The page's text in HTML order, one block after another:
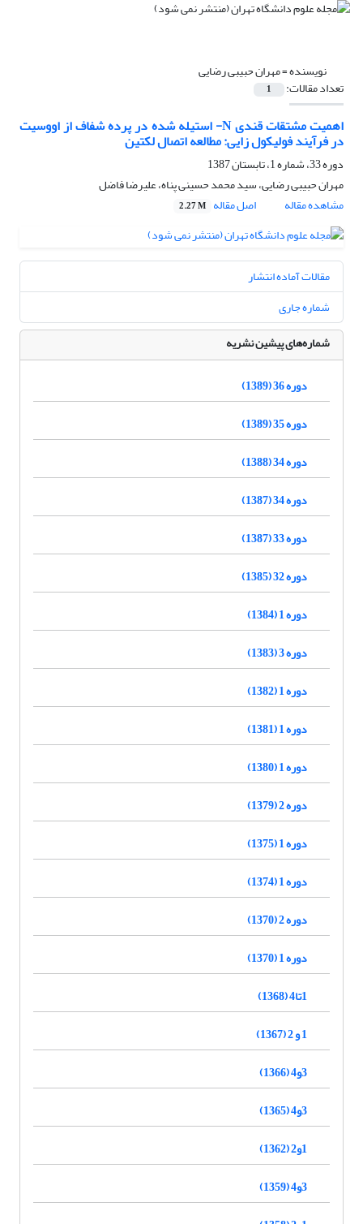
نویسنده =مهران حبیبی رضایی
تعداد مقالات: 1
اهمیت مشتقات قندی N- استیله شده در پرده شفاف از اووسیت
در فرآیند فولیکول زایی: مطالعه اتصال لکتین
دوره 33، شماره 1، تابستان 1387
مهران حبیبی رضایی، سید محمد حسینی پناه، علیرضا فاضل
مشاهده مقاله
اصل مقاله 2.27 M
مقالات آماده انتشار
شماره جاری
شماره‌های پیشین نشریه
دوره 36 (1389)
دوره 35 (1389)
دوره 34 (1388)
دوره 34 (1387)
دوره 33 (1387)
دوره 32 (1385)
دوره 1 (1384)
دوره 3 (1383)
دوره 1 (1382)
دوره 1 (1381)
دوره 1 (1380)
دوره 2 (1379)
دوره 1 (1375)
دوره 1 (1374)
دوره 2 (1370)
دوره 1 (1370)
1تا4 (1368)
1 و 2 (1367)
3و4 (1366)
3و4 (1365)
1و2 (1362)
3و4 (1359)